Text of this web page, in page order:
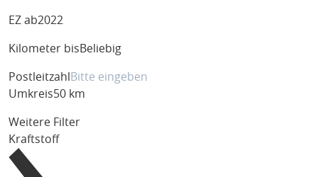
EZ ab2022
Kilometer bis Beliebig
Postleitzahl
Umkreis50 km
Weitere Filter
Kraftstoff